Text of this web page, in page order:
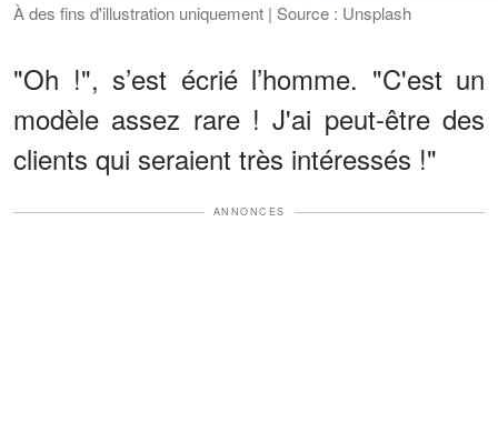
À des fins d'illustration uniquement | Source : Unsplash
"Oh !", s’est écrié l’homme. "C'est un
modèle assez rare ! J'ai peut-être des
clients qui seraient très intéressés !"
ANNONCES